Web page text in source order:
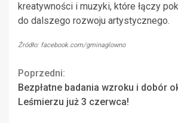
kreatywności i muzyki, które łączy
do dalszego rozwoju artystycznego.
Źródło: facebook.com/gminaglowno
Continue
Reading
Poprzedni:
Bezpłatne badania wzroku i dobór
Leśmierzu już 3 czerwca!